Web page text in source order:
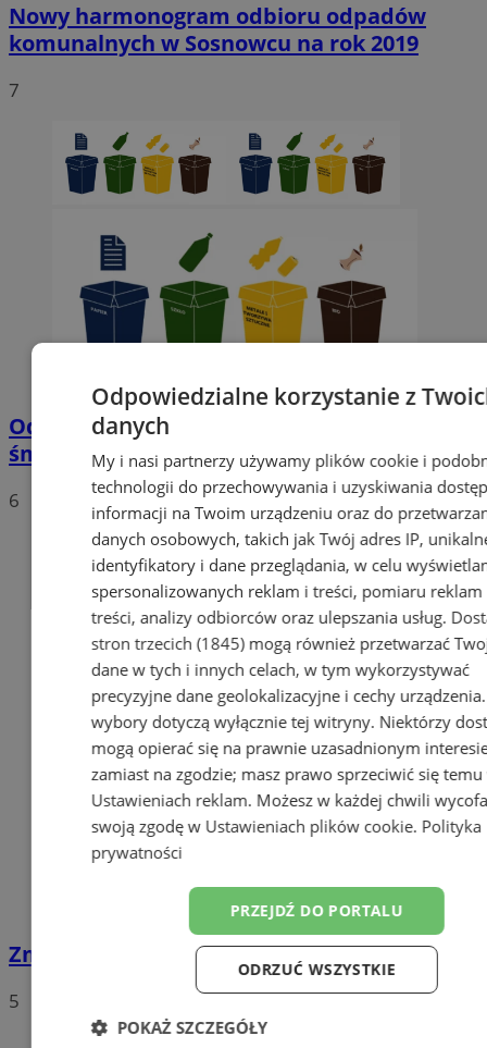
Nowy harmonogram odbioru odpadów
komunalnych w Sosnowcu na rok 2019
7
Od 1 stycznia 2020 nowe stawki za wywóz
śmieci
6
Zmarł Paweł Wojtusiak. Miał 36 lat
5
Odpowiedzialne korzystanie z
danych
My i nasi partnerzy używamy plików cookie i
technologii do przechowywania i uzyskiwania
informacji na Twoim urządzeniu oraz do
danych osobowych, takich jak Twój adres IP,
identyfikatory i dane przeglądania, w celu
spersonalizowanych reklam i treści, pomiaru reklam
treści, analizy odbiorców oraz ulepszania usług.
stron trzecich (1845)mogą również przetwarzać
dane w tych i innych celach, w tym wykorzystywać
precyzyjne dane geolokalizacyjne i cechy
wybory dotyczą wyłącznie tej witryny. Niektórzy
mogą opierać się na prawnie uzasadnionym
zamiast na zgodzie; masz prawo sprzeciwić się temu
Ustawieniach reklam. Możesz w każdej chwili
swoją zgodę w Ustawieniach plików cookie. Polityka
prywatności
PRZEJDŹ DO PORTALU
ODRZUĆ WSZYSTKIE
POKAŻ SZCZEGÓŁY